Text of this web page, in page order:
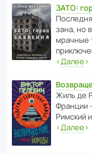
ЗАТО:
зана, но
мрачные
‹Далее›
Жиль де
Франции
Римский
‹Далее›